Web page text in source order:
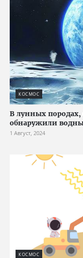
КОСМОС
В лунных породах,
обнаружили
1 Август, 2024
КОСМОС